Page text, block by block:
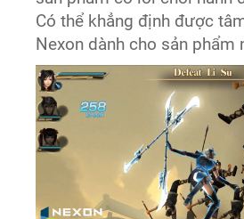
Có thể khẳng định được
Nexon dành cho sản phẩm